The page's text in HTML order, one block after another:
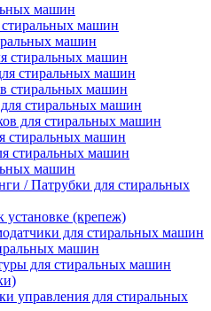
машин
машин
машин
стиральных машин
стиральных машин
стиральных машин
стиральных машин
для стиральных машин
стиральных машин
стиральных машин
машин
/ Патрубки для стиральных
(крепеж)
для стиральных машин
машин
для стиральных машин
управления для стиральных